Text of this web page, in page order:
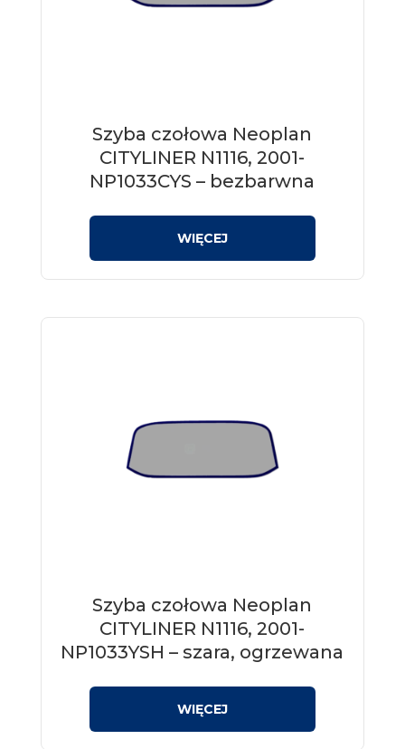
Szyba czołowa Neoplan
CITYLINER N1116, 2001-
NP1033CYS – bezbarwna
Szyba czołowa Neoplan
CITYLINER N1116, 2001-
NP1033YSH – szara, ogrzewana